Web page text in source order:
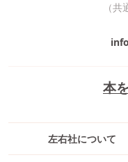
本
左右社について
（共